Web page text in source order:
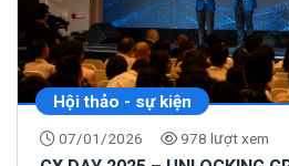
Hội thảo - sự kiện
07/01/2026 978 lượt xem